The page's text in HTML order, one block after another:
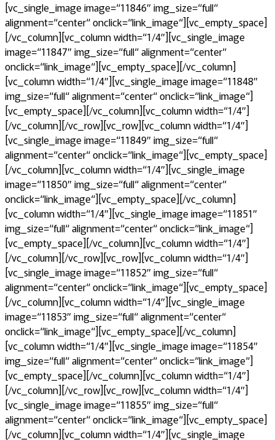
[vc_single_image image=“11846″ img_size=“full“
alignment=“center“ onclick=“link_image“][vc_empty_space]
[/vc_column][vc_column width=“1/4″][vc_single_image
image=“11847″ img_size=“full“ alignment=“center“
onclick=“link_image“][vc_empty_space][/vc_column]
[vc_column width=“1/4″][vc_single_image image=“11848″
img_size=“full“ alignment=“center“ onclick=“link_image“]
[vc_empty_space][/vc_column][vc_column width=“1/4″]
[/vc_column][/vc_row][vc_row][vc_column width=“1/4″]
[vc_single_image image=“11849″ img_size=“full“
alignment=“center“ onclick=“link_image“][vc_empty_space]
[/vc_column][vc_column width=“1/4″][vc_single_image
image=“11850″ img_size=“full“ alignment=“center“
onclick=“link_image“][vc_empty_space][/vc_column]
[vc_column width=“1/4″][vc_single_image image=“11851″
img_size=“full“ alignment=“center“ onclick=“link_image“]
[vc_empty_space][/vc_column][vc_column width=“1/4″]
[/vc_column][/vc_row][vc_row][vc_column width=“1/4″]
[vc_single_image image=“11852″ img_size=“full“
alignment=“center“ onclick=“link_image“][vc_empty_space]
[/vc_column][vc_column width=“1/4″][vc_single_image
image=“11853″ img_size=“full“ alignment=“center“
onclick=“link_image“][vc_empty_space][/vc_column]
[vc_column width=“1/4″][vc_single_image image=“11854″
img_size=“full“ alignment=“center“ onclick=“link_image“]
[vc_empty_space][/vc_column][vc_column width=“1/4″]
[/vc_column][/vc_row][vc_row][vc_column width=“1/4″]
[vc_single_image image=“11855″ img_size=“full“
alignment=“center“ onclick=“link_image“][vc_empty_space]
[/vc_column][vc_column width=“1/4″][vc_single_image